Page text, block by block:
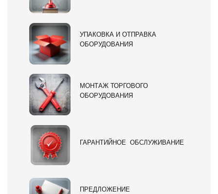
УПАКОВКА И ОТПРАВКА
ОБОРУДОВАНИЯ
МОНТАЖ ТОРГОВОГО
ОБОРУДОВАНИЯ
ГАРАНТИЙНОЕ ОБСЛУЖИВАНИЕ
ПРЕДЛОЖЕНИЕ